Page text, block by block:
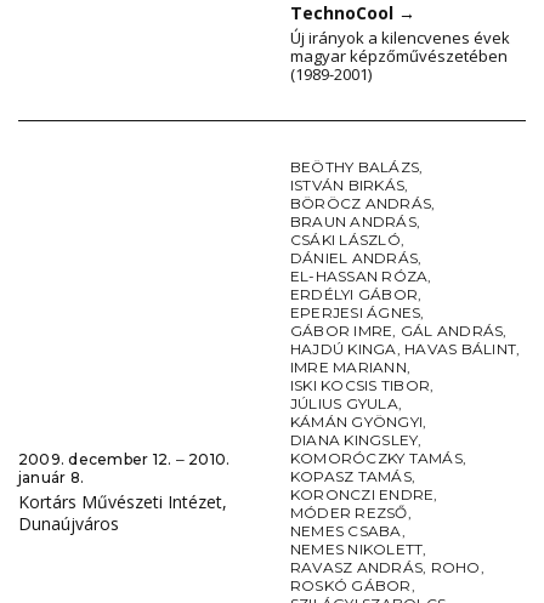
TechnoCool →
Új irányok a kilencvenes évek
magyar képzőművészetében
(1989-2001)
2009. december 12. ‒ 2010.
január 8.
Kortárs Művészeti Intézet,
Dunaújváros
BEÖTHY BALÁZS,
ISTVÁN BIRKÁS,
BÖRÖCZ ANDRÁS,
BRAUN ANDRÁS,
CSÁKI LÁSZLÓ,
DÁNIEL ANDRÁS,
EL-HASSAN RÓZA,
ERDÉLYI GÁBOR,
EPERJESI ÁGNES,
GÁBOR IMRE, GÁL ANDRÁS,
HAJDÚ KINGA, HAVAS BÁLINT,
IMRE MARIANN,
ISKI KOCSIS TIBOR,
JÚLIUS GYULA,
KÁMÁN GYÖNGYI,
DIANA KINGSLEY,
KOMORÓCZKY TAMÁS,
KOPASZ TAMÁS,
KORONCZI ENDRE,
MÓDER REZSŐ,
NEMES CSABA,
NEMES NIKOLETT,
RAVASZ ANDRÁS, ROHO,
ROSKÓ GÁBOR,